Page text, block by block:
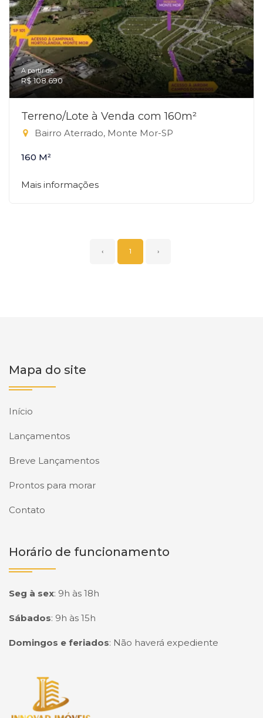
A partir de:
R$ 108.690
Terreno/Lote à Venda com 160m²
Bairro Aterrado, Monte Mor-SP
160 M²
Mais informações
‹ 1 ›
Mapa do site
Início
Lançamentos
Breve Lançamentos
Prontos para morar
Contato
Horário de funcionamento
Seg à sex: 9h às 18h
Sábados: 9h às 15h
Domingos e feriados: Não haverá expediente
Página inicial